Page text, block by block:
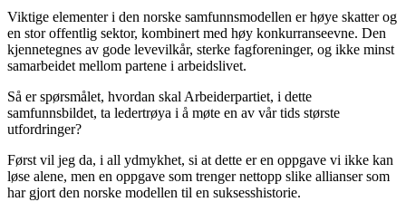
Viktige elementer i den norske samfunnsmodellen er høye skatter og
en stor offentlig sektor, kombinert med høy konkurranseevne. Den
kjennetegnes av gode levevilkår, sterke fagforeninger, og ikke minst
samarbeidet mellom partene i arbeidslivet.
Så er spørsmålet, hvordan skal Arbeiderpartiet, i dette
samfunnsbildet, ta ledertrøya i å møte en av vår tids største
utfordringer?
Først vil jeg da, i all ydmykhet, si at dette er en oppgave vi ikke kan
løse alene, men en oppgave som trenger nettopp slike allianser som
har gjort den norske modellen til en suksesshistorie.